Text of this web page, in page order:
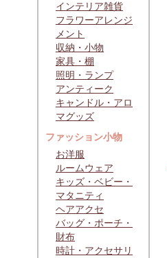
インテリア雑貨
フラワーアレンジ
メント
収納・小物
家具・棚
照明・ランプ
アンティーク
キャンドル・アロ
マグッズ
ファッション小物
お洋服
ルームウェア
キッズ・ベビー・
マタニティ
ヘアアクセ
バッグ・ポーチ・
財布
時計・アクセサリ